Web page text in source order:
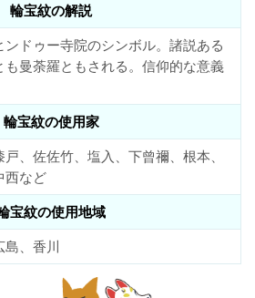
輪宝紋の解説
ドゥー寺院のシンボル。諸説ある
曼荼羅ともされる。信仰的な意義
輪宝紋の使用家
、佐佐竹、塩入、下曾禰、根本、
西など
宝紋の使用地域
島、香川